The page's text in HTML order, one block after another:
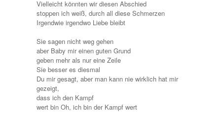
Vielleicht könnten wir diesen Abschied
stoppen ich weiß, durch all diese Schmerzen
Irgendwie irgendwo Liebe bleibt
Sie sagen nicht weg gehen
aber Baby mir einen guten Grund
geben mehr als nur eine Zeile
Sie besser es diesmal
Du mir gesagt, aber man kann nie wirklich hat mir
gezeigt,
dass ich den Kampf
wert bin Oh, ich bin der Kampf wert